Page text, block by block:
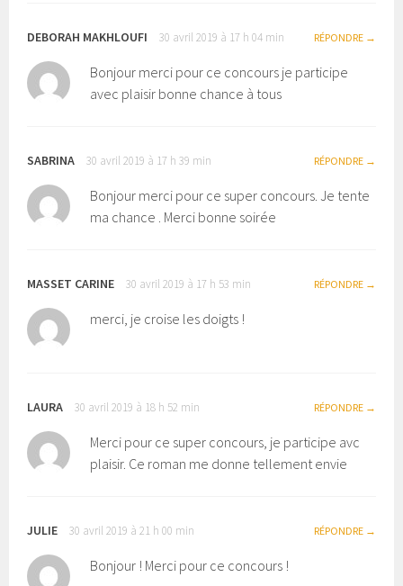
DEBORAH MAKHLOUFI 30 avril 2019 à 17 h 04 min RÉPONDRE
Bonjour merci pour ce concours je participe
avec plaisir bonne chance à tous
SABRINA 30 avril 2019 à 17 h 39 min RÉPONDRE
Bonjour merci pour ce super concours. Je tente
ma chance . Merci bonne soirée
MASSET CARINE 30 avril 2019 à 17 h 53 min RÉPONDRE
merci, je croise les doigts !
LAURA 30 avril 2019 à 18 h 52 min RÉPONDRE
Merci pour ce super concours, je participe avc
plaisir. Ce roman me donne tellement envie
JULIE 30 avril 2019 à 21 h 00 min RÉPONDRE
Bonjour ! Merci pour ce concours !